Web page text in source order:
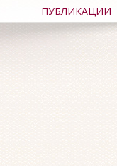
ПУБЛИКАЦИИ